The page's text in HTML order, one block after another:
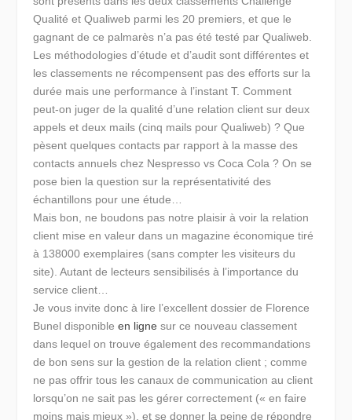
Qualité et Qualiweb parmi les 20 premiers, et que le
gagnant de ce palmarès n’a pas été testé par Qualiweb.
Les méthodologies d’étude et d’audit sont différentes et
les classements ne récompensent pas des efforts sur la
durée mais une performance à l’instant T. Comment
peut-on juger de la qualité d’une relation client sur deux
appels et deux mails (cinq mails pour Qualiweb) ? Que
pèsent quelques contacts par rapport à la masse des
contacts annuels chez Nespresso vs Coca Cola ? On se
pose bien la question sur la représentativité des
échantillons pour une étude…
Mais bon, ne boudons pas notre plaisir à voir la relation
client mise en valeur dans un magazine économique tiré
à 138000 exemplaires (sans compter les visiteurs du
site). Autant de lecteurs sensibilisés à l’importance du
service client…
Je vous invite donc à lire l’excellent dossier de Florence
Bunel disponibleen ligne sur ce nouveau classement
dans lequel on trouve également des recommandations
de bon sens sur la gestion de la relation client ; comme
ne pas offrir tous les canaux de communication au client
lorsqu’on ne sait pas les gérer correctement (« en faire
moins mais mieux »), et se donner la peine de répondre